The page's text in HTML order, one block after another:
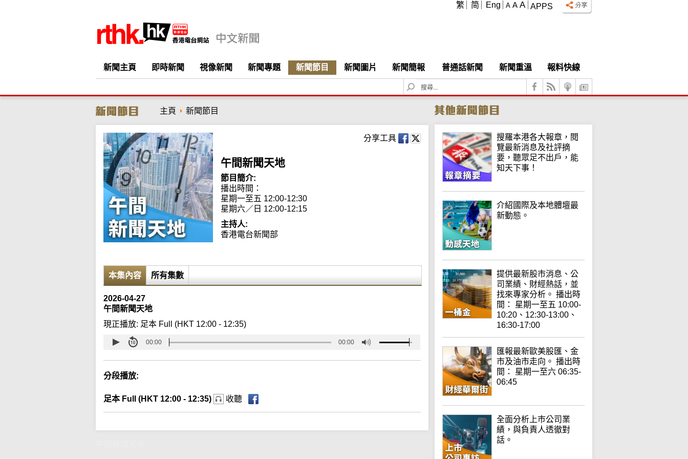
APPS
A A A
繁 简 Eng
新聞主頁 即時新聞 視像新聞 新聞專題 新聞節目 新聞圖片 新聞簡報 普通話新聞 新聞重溫
報料快線
S
e
c
h
主頁 新聞節目
分享工具
午間新聞天地
節目簡介:
播出時間：
星期一至五 12:00-12:30
星期六／日 12:00-12:15
主持人:
香港電台新聞部
本集內容 所有集數
2026-04-27
午間新聞天地
現正播放: 足本 Full (HKT 12:00 - 12:35)
00:00 00:00
分段播放:
足本 Full (HKT 12:00 - 12:35) 收聽
搜羅本港各大報章，閱
覽最新消息及社評摘
要，聽眾足不出戶，能
知天下事！
介紹國際及本地體壇最
新動態。
提供最新股市消息、公
司業績、財經熱話，並
找來專家分析。 播出時
間： 星期一至五 10:00-
10:20、12:30-13:00、
16:30-17:00
匯報最新歐美股匯、金
市及油市走向。 播出時
間： 星期一至六 06:35-
06:45
全面分析上巿公司業
績，與負責人透徹對
話。